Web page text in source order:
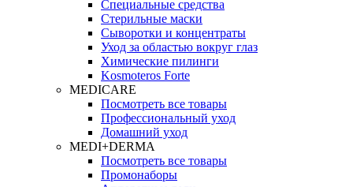
Специальные средства
Стерильные маски
Сыворотки и концентраты
Уход за областью вокруг глаз
Химические пилинги
Kosmoteros Forte
MEDICARE
Посмотреть все товары
Профессиональный уход
Домашний уход
MEDI+DERMA
Посмотреть все товары
Промонаборы